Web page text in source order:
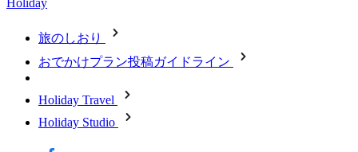
旅のしおり
おでかけプラン投稿ガイドライン
Holiday Travel
Holiday Studio